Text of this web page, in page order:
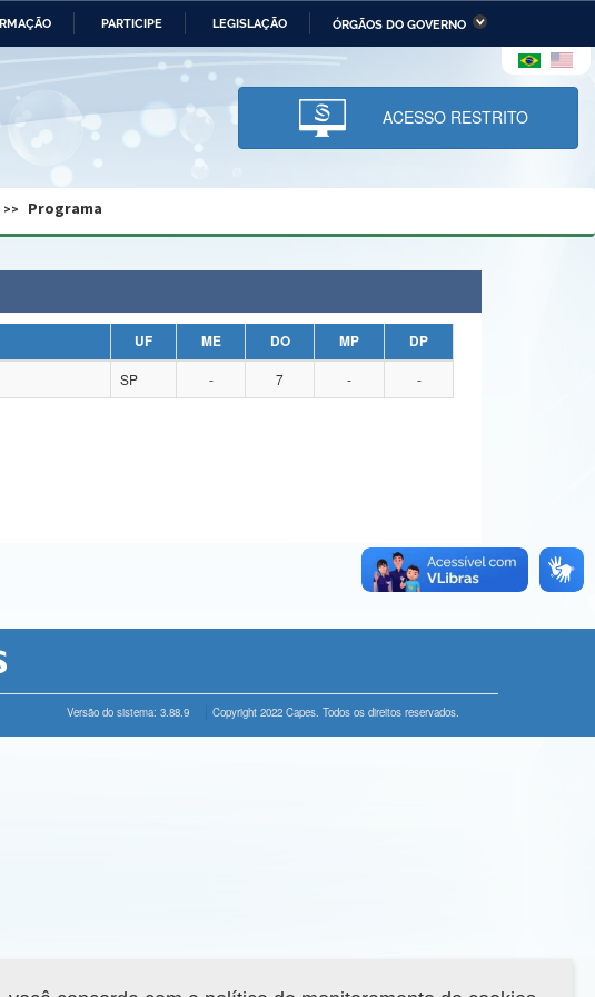
PARTICIPE LEGISLAÇÃO ÓRGÃOS DO GOVERNO
Ministério da Economia Ministério da Infraestrutura
Ministério da Ciência,
Tecnologia, Inovações e
Comunicações
e dos Direitos Humanos
Planalto
ACESSO RESTRITO
Programa
UF ME DO MP
DP
SP - 7 - -
Versão do sistema: 3.88.9 Copyright 2022 Capes. Todos os direitos reservados.